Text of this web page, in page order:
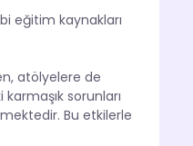
eğitim kaynakları
atölyelere de
sorunları
Bu etkilerle